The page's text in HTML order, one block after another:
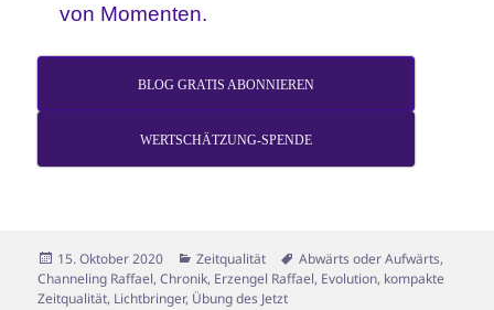
von Momenten.
BLOG GRATIS ABONNIEREN
WERTSCHÄTZUNG-SPENDE
Veröffentlicht
am
15. Oktober 2020 Kategorien
Zeitqualität Schlagwörter
Abwärts oder Aufwärts,
Channeling Raffael,Chronik, Erzengel Raffael, Evolution, kompakte
Zeitqualität, Lichtbringer, Übung des Jetzt